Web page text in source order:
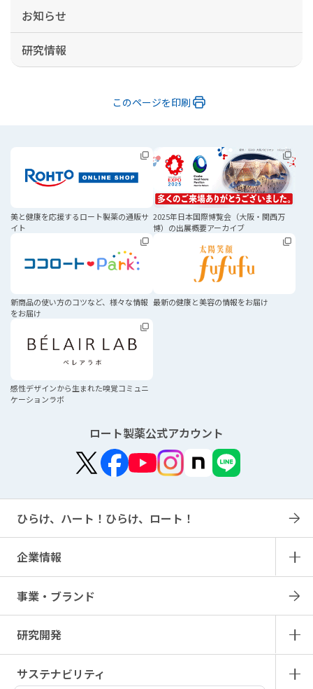
前へ
お知らせ
研究情報
このページを印刷
美と健康を応援するロート製薬の通販サ
イト
2025年日本国際博覧会 （大阪・関西万
博）の出展概要アーカイブ
新商品の使い方のコツなど、 様々な情報
をお届け
最新の健康と美容の情報をお届け
感性デザインから生まれた嗅覚コミュニ
ケーションラボ
ロート製薬公式アカウント
ひらけ、ハート！ひらけ、ロート！
企業情報
事業・ブランド
研究開発
サステナビリティ